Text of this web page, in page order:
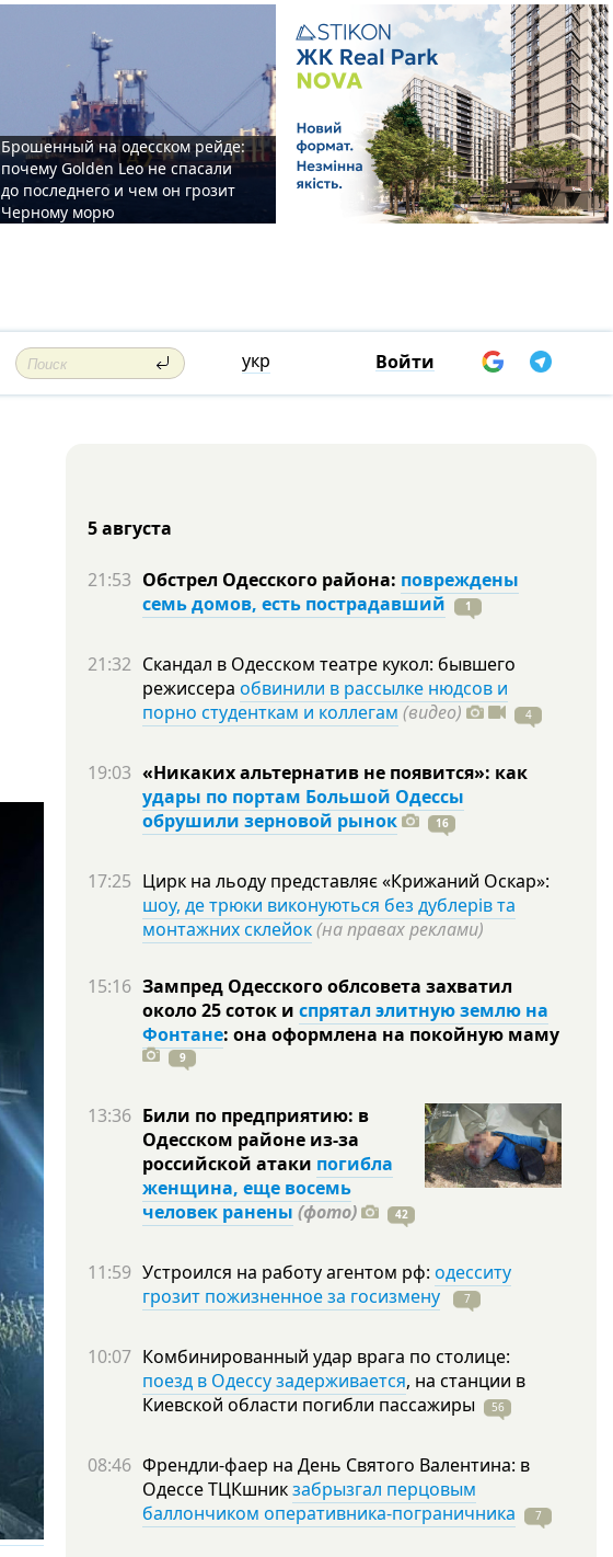
Брошенный на одесском рейде:
почему Golden Leo не спасали
до последнего и чем он грозит
Черному морю
укр Войти
5 августа
21:53 Обстрел Одесского района: повреждены
семь домов, есть пострадавший
1
21:32 Скандал в Одесском театре кукол: бывшего
режиссера обвинили в рассылке нюдсов и
порно студенткам и коллегам (видео) 4
19:03 «Никаких альтернатив не появится»: как
удары по портам Большой Одессы
обрушили зерновой рынок
16
17:25 Цирк на льоду представляє «Крижаний Оскар»:
шоу, де трюки виконуються без дублерів та
монтажних склейок(на правах реклами)
15:16 Зампред Одесского облсовета захватил
около 25 соток и спрятал элитную землю на
Фонтане: она оформлена на покойную маму
9
13:36 Били по предприятию: в
Одесском районе из-за
российской атаки погибла
женщина, еще восемь
человек ранены (фото) 42
11:59 Устроился на работу агентом рф: одесситу
грозит пожизненное за госизмену
7
10:07 Комбинированный удар врага по столице:
поезд в Одессу задерживается, на станции в
Киевской области погибли пассажиры 56
08:46 Френдли-фаер на День Святого Валентина: в
Одессе ТЦКшникзабрызгал перцовым
баллончиком оперативника-пограничника
7